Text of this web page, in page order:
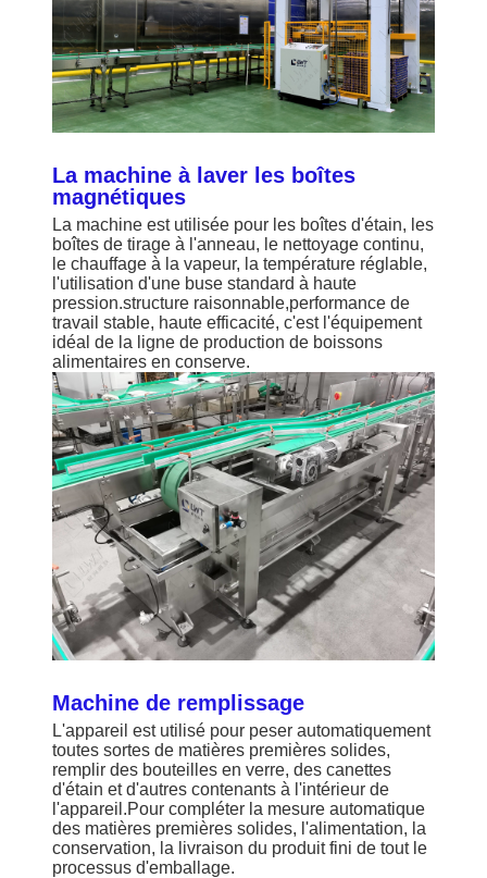
La machine à laver les boîtes
magnétiques
La machine est utilisée pour les boîtes d'étain, les
boîtes de tirage à l'anneau, le nettoyage continu,
le chauffage à la vapeur, la température réglable,
l'utilisation d'une buse standard à haute
pression.structure raisonnable,performance de
travail stable, haute efficacité, c'est l'équipement
idéal de la ligne de production de boissons
alimentaires en conserve.
Machine de remplissage
L'appareil est utilisé pour peser automatiquement
toutes sortes de matières premières solides,
remplir des bouteilles en verre, des canettes
d'étain et d'autres contenants à l'intérieur de
l'appareil.Pour compléter la mesure automatique
des matières premières solides, l'alimentation, la
conservation, la livraison du produit fini de tout le
processus d'emballage.